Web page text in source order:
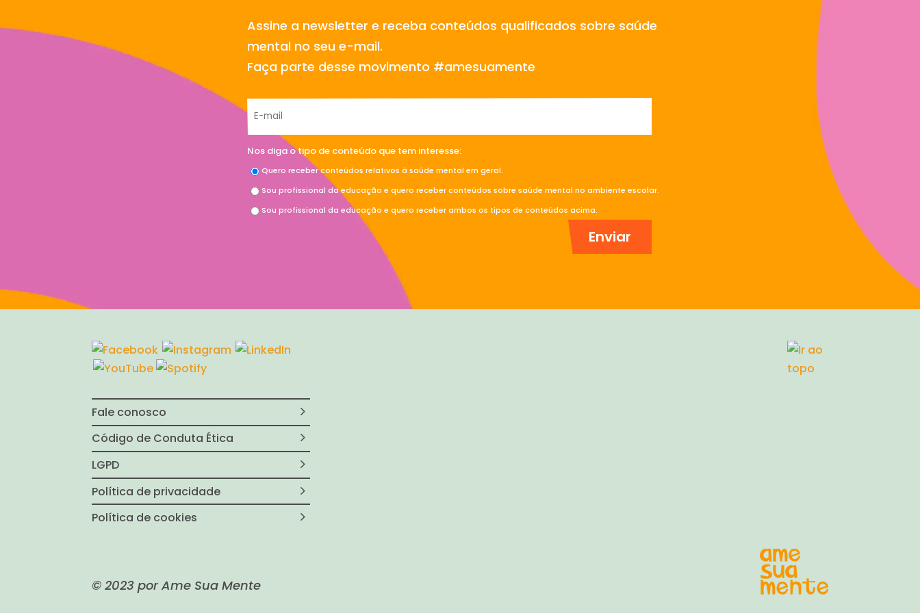
Assine a newsletter e receba conteúdos qualificados sobre saúde
mental no seu e-mail.
Faça parte desse movimento #amesuamente
Nos diga o tipo de conteúdo que tem interesse:
Quero receber conteúdos relativos à saúde mental em geral.
Sou profissional da educação e quero receber conteúdos sobre saúde mental no ambiente escolar.
Sou profissional da educação e quero receber ambos os tipos de conteúdos acima.
Fale conosco
Código de Conduta Ética
LGPD
Política de privacidade
Política de cookies
© 2023 por Ame Sua Mente